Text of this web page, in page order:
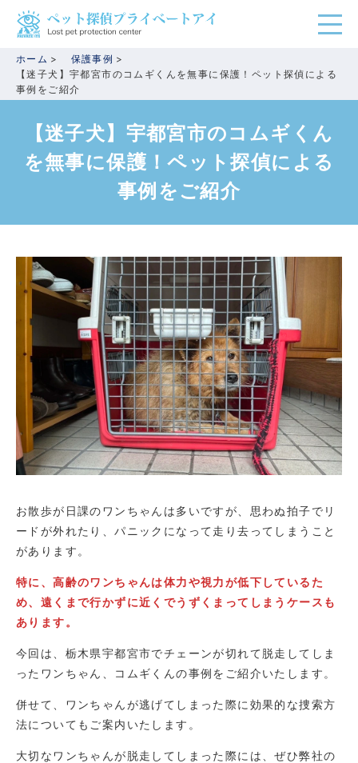
ホーム
保護事例
【迷子犬】宇都宮市のコムギくんを無事に保護！ペット探偵による
事例をご紹介
【迷子犬】宇都宮市のコムギくん
を無事に保護！ペット探偵による
事例をご紹介
お散歩が日課のワンちゃんは多いですが、思わぬ拍子でリ
ードが外れたり、パニックになって走り去ってしまうこと
があります。
特に、高齢のワンちゃんは体力や視力が低下しているた
め、遠くまで行かずに近くでうずくまってしまうケースも
あります。
今回は、栃木県宇都宮市でチェーンが切れて脱走してしま
ったワンちゃん、コムギくんの事例をご紹介いたします。
併せて、ワンちゃんが逃げてしまった際に効果的な捜索方
法についてもご案内いたします。
大切なワンちゃんが脱走してしまった際には、ぜひ弊社の